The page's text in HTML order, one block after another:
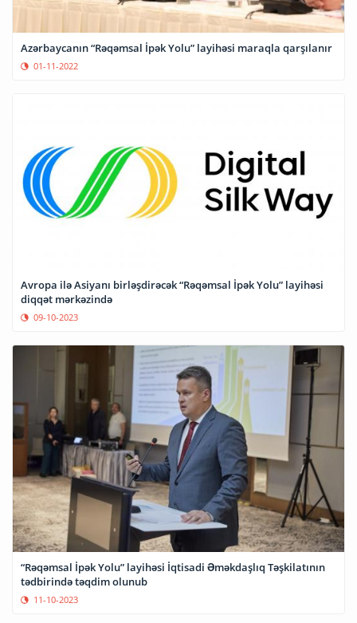
Azərbaycanın “Rəqəmsal İpək Yolu” layihəsi maraqla qarşılanır
01-11-2022
Avropa ilə Asiyanı birləşdirəcək “Rəqəmsal İpək Yolu” layihəsi
diqqət mərkəzində
09-10-2023
“Rəqəmsal İpək Yolu” layihəsi İqtisadi Əməkdaşlıq Təşkilatının
tədbirində təqdim olunub
11-10-2023